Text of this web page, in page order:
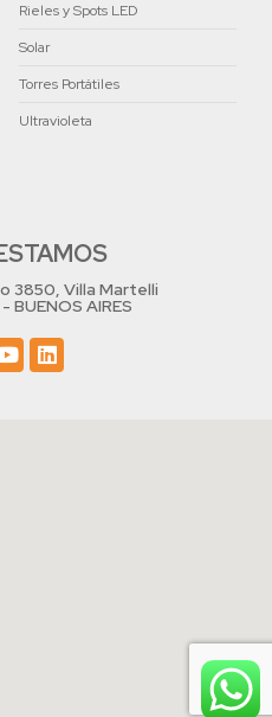
Rieles y Spots LED
Solar
Torres Portátiles
Ultravioleta
3850, Villa Martelli
BUENOS AIRES